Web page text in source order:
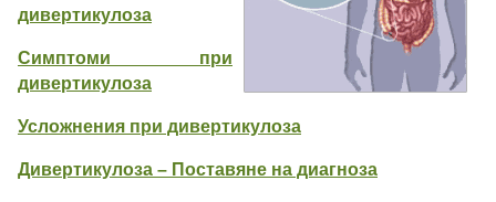
дивертикулоза
Симптоми при
дивертикулоза
Усложнения при дивертикулоза
Дивертикулоза – Поставяне на диагноза